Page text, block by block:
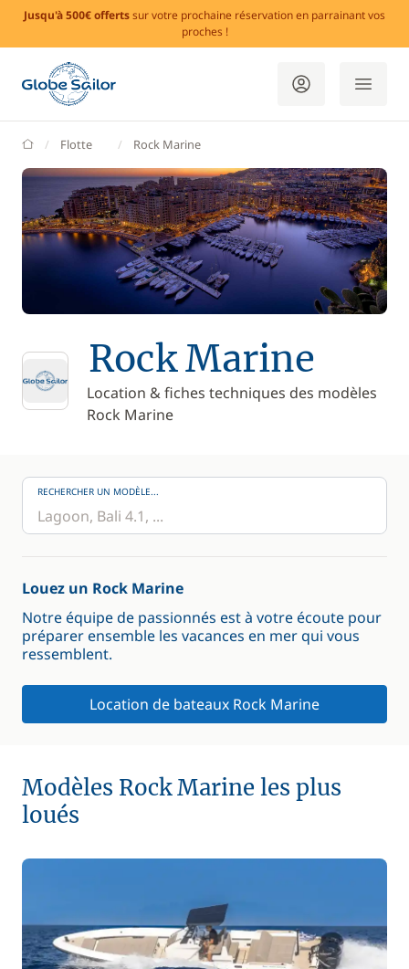
Jusqu'à 500€ offertssur votre prochaine réservation en parrainant vos
proches !
GlobeSailor
Flotte Rock Marine
Rock Marine
Location & fiches techniques des modèles
Rock Marine
RECHERCHER UN MODÈLE...
Louez un Rock Marine
Notre équipe de passionnés est à votre écoute pour
préparer ensemble les vacances en mer qui vous
ressemblent.
Location de bateaux Rock Marine
Modèles Rock Marine les plus
loués